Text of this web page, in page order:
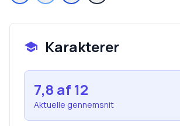
Karakterer
7,8 af 12
Aktuelle gennemsnit